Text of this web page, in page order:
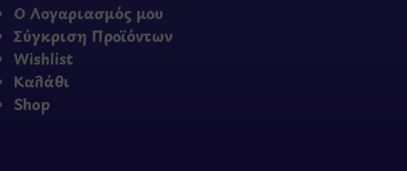
Ο Λογαριασμός μου
Σύγκριση Προϊόντων
Wishlist
Καλάθι
Shop